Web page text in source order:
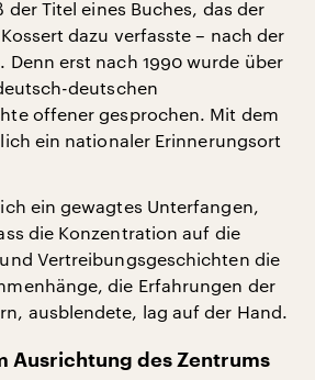
der Titel eines Buches, das der
dazu verfasste – nach der
Denn erst nach 1990 wurde über
deutschen
offener gesprochen. Mit dem
ein nationaler Erinnerungsort
ein gewagtes Unterfangen,
die Konzentration auf die
Vertreibungsgeschichten die
die Erfahrungen der
ausblendete, lag auf der Hand.
Ausrichtung des Zentrums